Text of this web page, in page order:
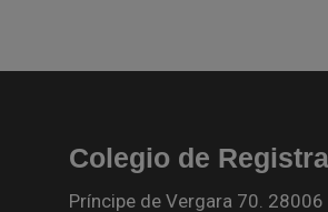
Colegio de
Príncipe de Vergara 70.